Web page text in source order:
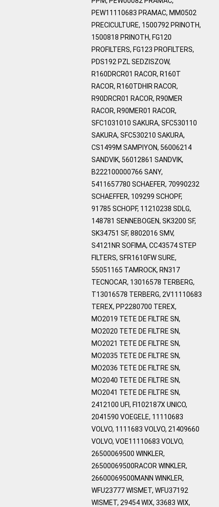
PEW11110683 PRAMAC, MM0502
PRECICULTURE, 1500792 PRINOTH,
1500818 PRINOTH, FG120
PROFILTERS, FG123 PROFILTERS,
PDS192 PZL SEDZISZOW,
R160DRCR01 RACOR, R160T
RACOR, R160TDHIR RACOR,
R90DRCR01 RACOR, R90MER
RACOR, R90MER01 RACOR,
SFC1031010 SAKURA, SFC530110
SAKURA, SFC530210 SAKURA,
CS1499M SAMPIYON, 56006214
SANDVIK, 56012861 SANDVIK,
B222100000766 SANY,
5411657780 SCHAEFER, 70990232
SCHAEFFER, 109299 SCHOPF,
91785 SCHOPF, 11210238 SDLG,
148781 SENNEBOGEN, SK3200 SF,
SK34751 SF, 8802016 SMV,
S4121NR SOFIMA, CC43574 STEP
FILTERS, SFR1610FW SURE,
55051165 TAMROCK, RN317
TECNOCAR, 13016578 TERBERG,
T13016578 TERBERG, 2V11110683
TEREX, PP2280700 TEREX,
MO2019 TETE DE FILTRE SN,
MO2020 TETE DE FILTRE SN,
MO2021 TETE DE FILTRE SN,
MO2035 TETE DE FILTRE SN,
MO2036 TETE DE FILTRE SN,
MO2040 TETE DE FILTRE SN,
MO2041 TETE DE FILTRE SN,
2412100 UFI, FI102187X UNICO,
2041590 VOEGELE, 11110683
VOLVO, 1111683 VOLVO, 21409660
VOLVO, VOE11110683 VOLVO,
26500069500 WINKLER,
26500069500RACOR WINKLER,
26600069500MANN WINKLER,
WFU23777 WISMET, WFU37192
WISMET, 29454 WIX, 33683 WIX,